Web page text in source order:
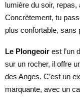
lumière du soir,
Concrètement, tu
plus confortable, sans
Le Plongeoir est l’un
sur un rocher, il offre
des Anges. C’est un
marquante, avec un